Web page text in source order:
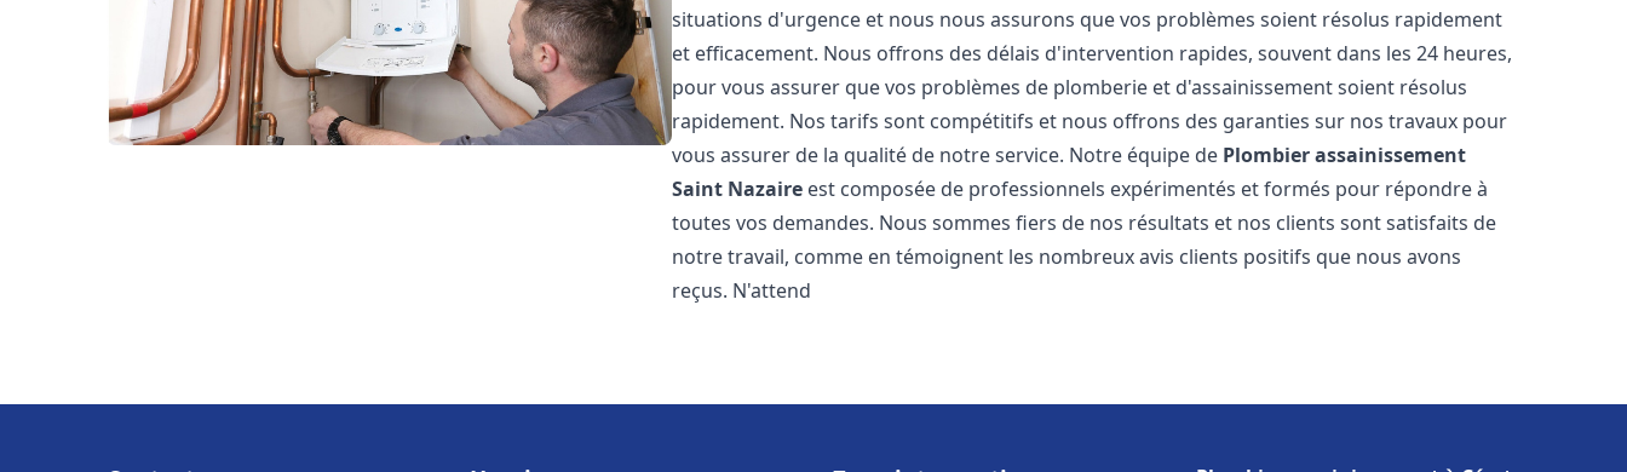
situations d'urgence et nous nous assurons que vos problèmes soient résolus rapidement
et efficacement. Nous offrons des délais d'intervention rapides, souvent dans les 24 heures,
pour vous assurer que vos problèmes de plomberie et d'assainissement soient résolus
rapidement. Nos tarifs sont compétitifs et nous offrons des garanties sur nos travaux pour
vous assurer de la qualité de notre service. Notre équipe de Plombier assainissement
Saint Nazaire est composée de professionnels expérimentés et formés pour répondre à
toutes vos demandes. Nous sommes fiers de nos résultats et nos clients sont satisfaits de
notre travail, comme en témoignent les nombreux avis clients positifs que nous avons
reçus. N'attend